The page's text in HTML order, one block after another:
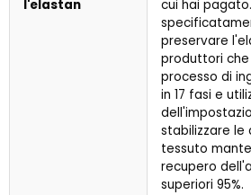
l'elastan
cui hai
preservare
produttori
processo di
in 17 fasi e
stabilizzare le
tessuto
recupero
superiori 95%.